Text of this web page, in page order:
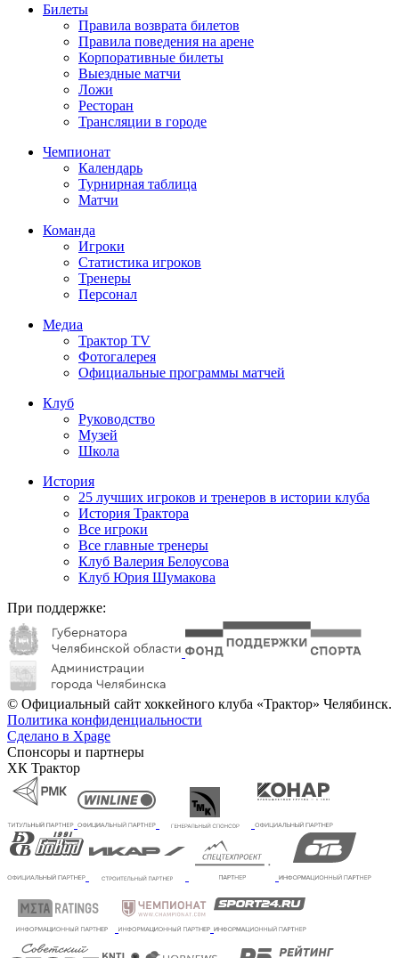
Билеты
Правила возврата билетов
Правила поведения на арене
Корпоративные билеты
Выездные матчи
Ложи
Ресторан
Трансляции в городе
Чемпионат
Календарь
Турнирная таблица
Матчи
Команда
Игроки
Статистика игроков
Тренеры
Персонал
Медиа
Трактор TV
Фотогалерея
Официальные программы матчей
Клуб
Руководство
Музей
Школа
История
25 лучших игроков и тренеров в истории клуба
История Трактора
Все игроки
Все главные тренеры
Клуб Валерия Белоусова
Клуб Юрия Шумакова
При поддержке:
© Официальный сайт хоккейного клуба «Трактор» Челябинск.
Политика конфиденциальности
Сделано в Xpage
Спонсоры и партнеры
ХК Трактор